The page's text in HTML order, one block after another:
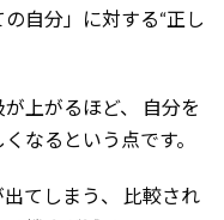
自分」に対する“正し
上がるほど、
自分を
なるという点です。
てしまう、
比較され